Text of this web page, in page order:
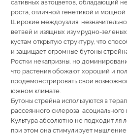
сативных автоцветов, обладающий
роста, отличной генетикой и
Широкие междоузлия,
ветвей и изящных изумрудно-
кустам открытую структуру, что
и защищает огромные бутоны
Ростки некапризны, но
что растения обожают хороший и
продемонстрировать свои
южном климате.
Бутоны стрейна используются в
рассеянного склероза,
Культура абсолютно не подходит ля
при этом она стимулирует